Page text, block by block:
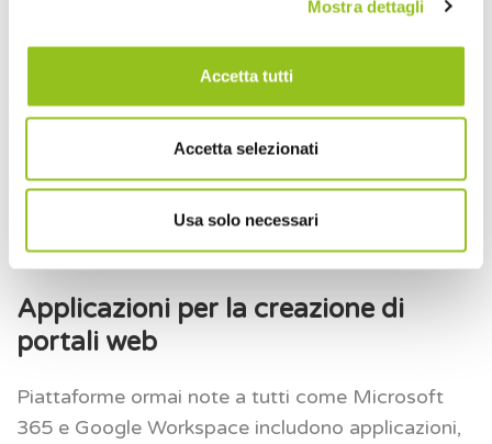
Mostra dettagli
Accetta tutti
Accetta selezionati
Usa solo necessari
3. Gli strumenti necessari
Ciascun asset sopra descritto può trovare
riscontro operativo in un sempre più ampio
panorama di strumenti tecnologici con
caratteristiche in continua evoluzione.
Applicazioni per la creazione di
portali web
Piattaforme ormai note a tutti come Microsoft
365 e Google Workspace includono applicazioni,